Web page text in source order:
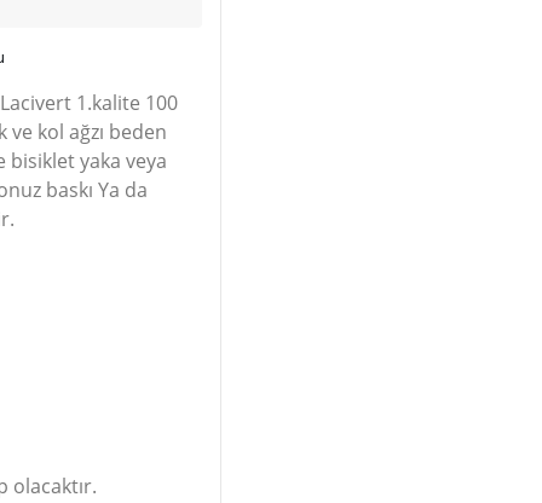
1.kalite 100
kol ağzı beden
bisiklet yaka veya
baskı Ya da
olacaktır.